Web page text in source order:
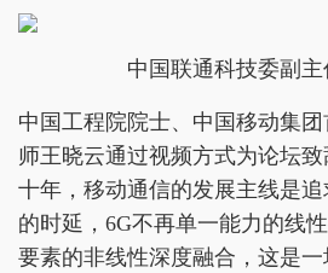
中国联通科技委副
中国工程院院士、中国移动集
师王晓云通过视频方式为论坛
十年，移动通信的发展主线是
的时延，6G不再单一能力的线
要素的非线性深度融合，这是